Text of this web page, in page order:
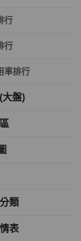
行
行
率排行
大盤)
類
表